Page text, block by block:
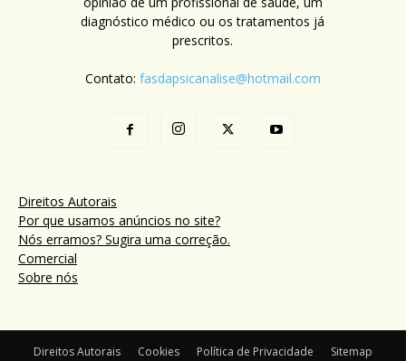
diagnóstico médico ou os tratamentos já
prescritos.
Contato: fasdapsicanalise@hotmail.com
Direitos Autorais
Por que usamos anúncios no site?
Nós erramos? Sugira uma correção.
Comercial
Sobre nós
Direitos Autorais Cookies Política de Privacidade Sitemap